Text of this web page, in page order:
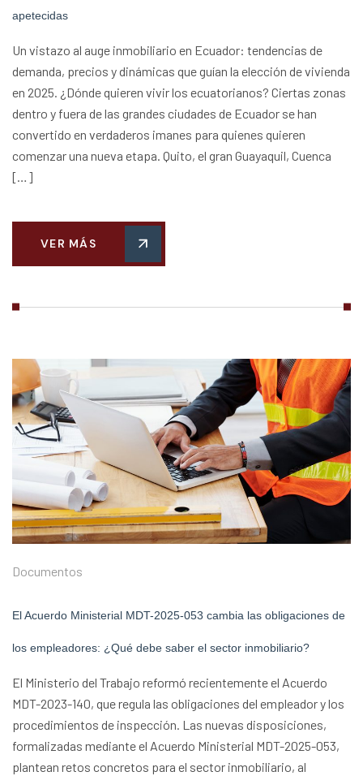
apetecidas
Un vistazo al auge inmobiliario en Ecuador: tendencias de
demanda, precios y dinámicas que guían la elección de vivienda
en 2025. ¿Dónde quieren vivir los ecuatorianos? Ciertas zonas
dentro y fuera de las grandes ciudades de Ecuador se han
convertido en verdaderos imanes para quienes quieren
comenzar una nueva etapa. Quito, el gran Guayaquil, Cuenca
[…]
VER MÁS
Documentos
El Acuerdo Ministerial MDT-2025-053 cambia las obligaciones de
los empleadores: ¿Qué debe saber el sector inmobiliario?
El Ministerio del Trabajo reformó recientemente el Acuerdo
MDT-2023-140, que regula las obligaciones del empleador y los
procedimientos de inspección. Las nuevas disposiciones,
formalizadas mediante el Acuerdo Ministerial MDT-2025-053,
plantean retos concretos para el sector inmobiliario, al